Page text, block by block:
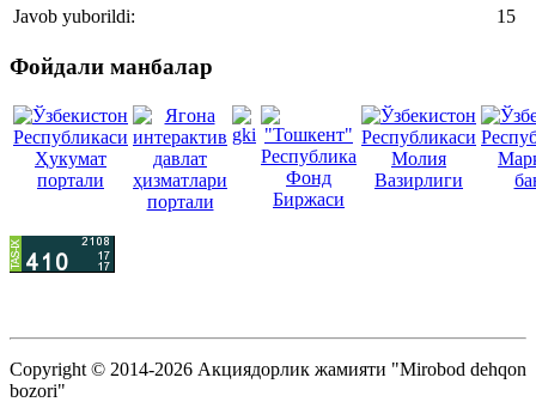
Javob yuborildi: 15
Фойдали манбалар
Copyright © 2014-2026 Акциядорлик жамияти "Mirobod dehqon
bozori"